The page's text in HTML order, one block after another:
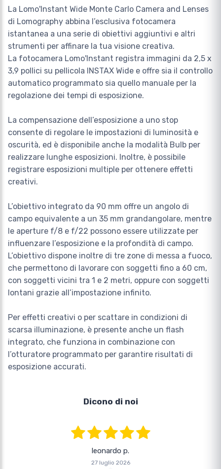
La Lomo'Instant Wide Monte Carlo Camera and Lenses
di Lomography abbina l’esclusiva fotocamera
istantanea a una serie di obiettivi aggiuntivi e altri
strumenti per affinare la tua visione creativa.
La fotocamera Lomo'Instant registra immagini da 2,5 x
3,9 pollici su pellicola INSTAX Wide e offre sia il controllo
automatico programmato sia quello manuale per la
regolazione dei tempi di esposizione.
La compensazione dell’esposizione a uno stop
consente di regolare le impostazioni di luminosità e
oscurità, ed è disponibile anche la modalità Bulb per
realizzare lunghe esposizioni. Inoltre, è possibile
registrare esposizioni multiple per ottenere effetti
creativi.
L’obiettivo integrato da 90 mm offre un angolo di
campo equivalente a un 35 mm grandangolare, mentre
le aperture f/8 e f/22 possono essere utilizzate per
influenzare l’esposizione e la profondità di campo.
L’obiettivo dispone inoltre di tre zone di messa a fuoco,
che permettono di lavorare con soggetti fino a 60 cm,
con soggetti vicini tra 1 e 2 metri, oppure con soggetti
lontani grazie all’impostazione infinito.
Per effetti creativi o per scattare in condizioni di
scarsa illuminazione, è presente anche un flash
integrato, che funziona in combinazione con
l’otturatore programmato per garantire risultati di
esposizione accurati.
Dicono di noi
leonardo p.
27 luglio 2026